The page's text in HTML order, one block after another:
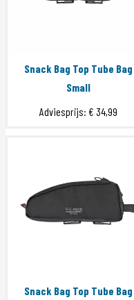
Snack Bag Top Tube Bag
Small
Adviesprijs: € 34,99
Snack Bag Top Tube Bag